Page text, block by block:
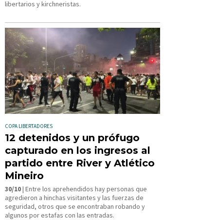
libertarios y kirchneristas.
COPA LIBERTADORES
12 detenidos y un prófugo
capturado en los ingresos al
partido entre River y Atlético
Mineiro
30/10| Entre los aprehendidos hay personas que
agredieron a hinchas visitantes y las fuerzas de
seguridad, otros que se encontraban robando y
algunos por estafas con las entradas.